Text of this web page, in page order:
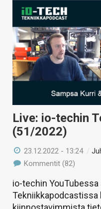
Live: io-techin
(51/2022)
23.12.2022 - 13:24 /
Kommentit (82)
io-techin
Tekniikkapodcastissa